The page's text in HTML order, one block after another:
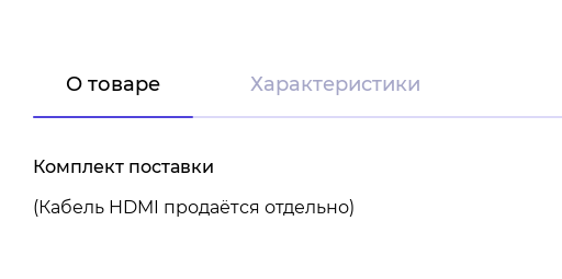
О товаре Характеристики
Комплект поставки
(Кабель HDMI продаётся отдельно)